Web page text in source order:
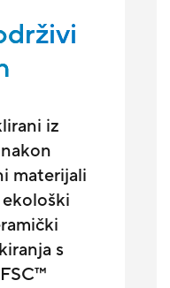
iz
materijali
s